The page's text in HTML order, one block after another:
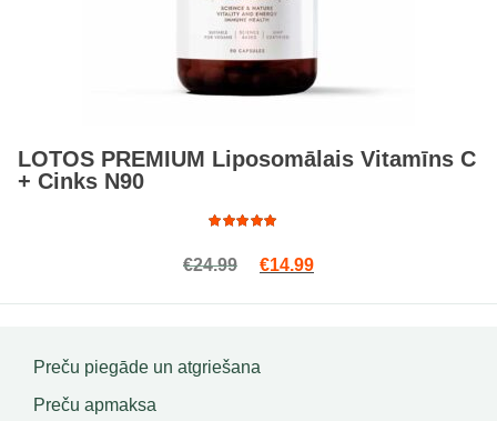
LOTOS PREMIUM Liposomālais Vitamīns C
+ Cinks N90
5.00
out
€24.99 Original price was: €24.99.
€14.99Current price is:
Preču piegāde un atgriešana
Preču apmaksa